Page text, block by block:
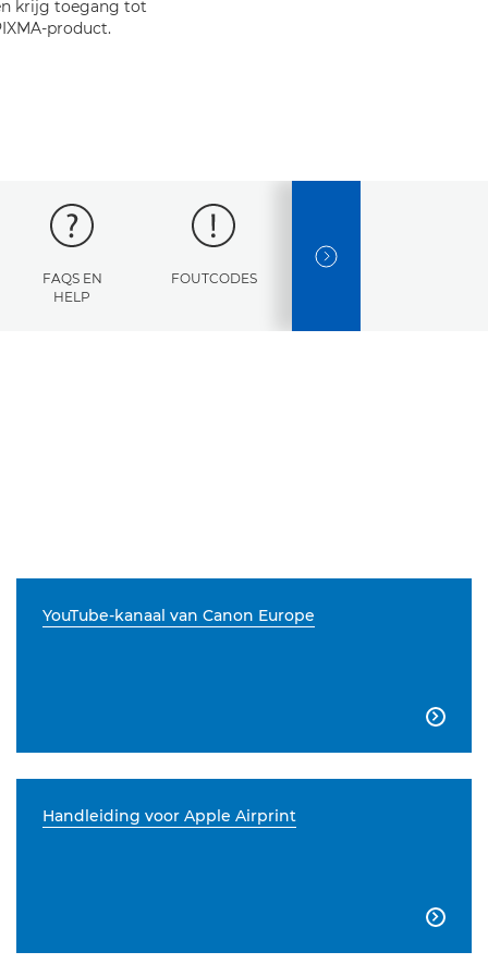
krijg toegang tot
product.
FAQS EN
HELP
FOUTCODES
NEXT SLIDE
YouTube-kanaal van Canon Europe

Handleiding voor Apple Airprint
